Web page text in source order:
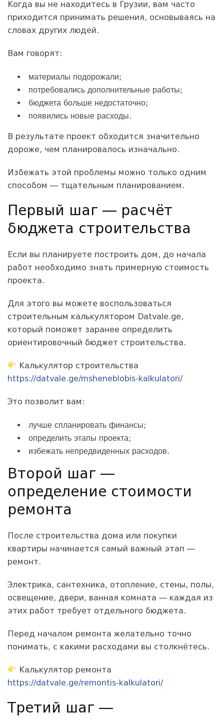
Когда вы не находитесь в Грузии, вам часто
приходится принимать решения, основываясь на
словах других людей.
Вам говорят:
материалы подорожали;
потребовались дополнительные работы;
бюджета больше недостаточно;
появились новые расходы.
В результате проект обходится значительно
дороже, чем планировалось изначально.
Избежать этой проблемы можно только одним
способом — тщательным планированием.
Первый шаг — расчёт
бюджета строительства
Если вы планируете построить дом, до начала
работ необходимо знать примерную стоимость
проекта.
Для этого вы можете воспользоваться
строительным калькулятором Datvale.ge,
который поможет заранее определить
ориентировочный бюджет строительства.
Калькулятор строительства
https://datvale.ge/msheneblobis-kalkulatori/
Это позволит вам:
лучше спланировать финансы;
определить этапы проекта;
избежать непредвиденных расходов.
Второй шаг —
определение стоимости
ремонта
После строительства дома или покупки
квартиры начинается самый важный этап —
ремонт.
Электрика, сантехника, отопление, стены, полы,
освещение, двери, ванная комната — каждая из
этих работ требует отдельного бюджета.
Перед началом ремонта желательно точно
понимать, с какими расходами вы столкнётесь.
Калькулятор ремонта
https://datvale.ge/remontis-kalkulatori/
Третий шаг —